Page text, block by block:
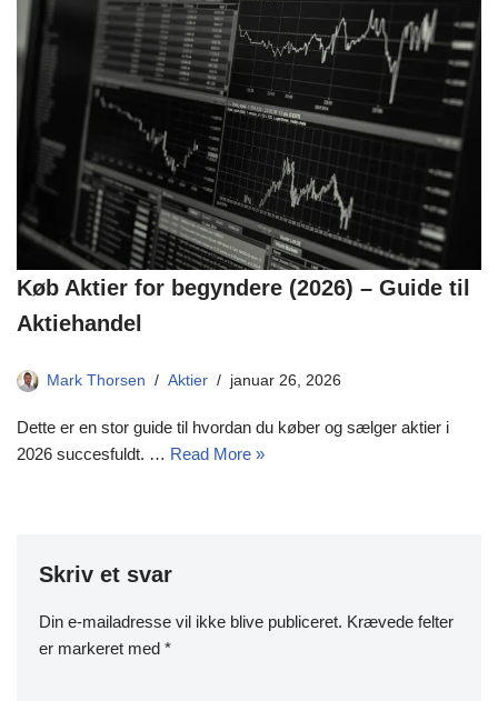
Køb Aktier for begyndere (2026) – Guide til
Aktiehandel
Mark Thorsen Aktier januar 26, 2026
Dette er en stor guide til hvordan du køber og sælger aktier i
2026 succesfuldt. … Read More »
Skriv et svar
Din e-mailadresse vil ikke blive publiceret. Krævede felter
er markeret med *